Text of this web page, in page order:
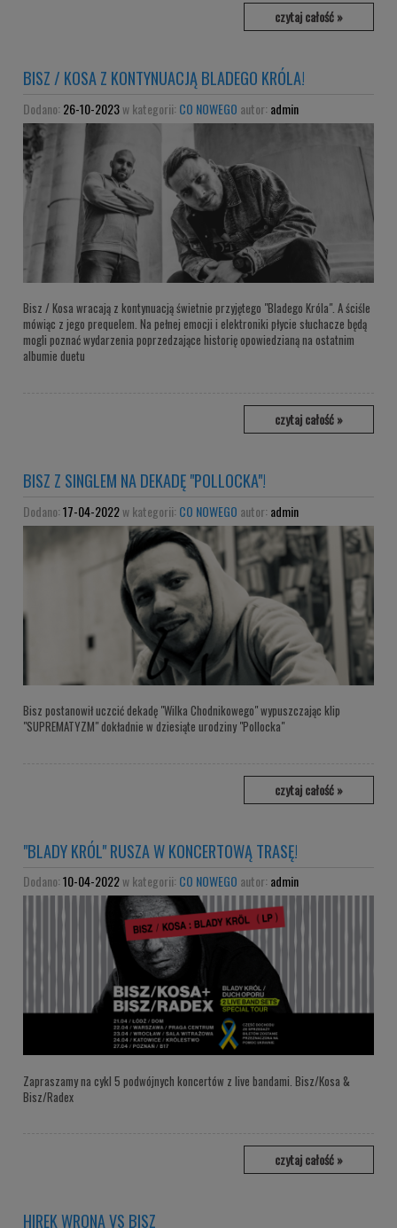
czytaj całość »
BISZ / KOSA Z KONTYNUACJĄ BLADEGO KRÓLA!
Dodano: 26-10-2023w kategorii: CO NOWEGO autor: admin
Bisz / Kosa wracają z kontynuacją świetnie przyjętego "Bladego Króla". A ściśle
mówiąc z jego prequelem. Na pełnej emocji i elektroniki płycie słuchacze będą
mogli poznać wydarzenia poprzedzające historię opowiedzianą na ostatnim
albumie duetu
czytaj całość »
BISZ Z SINGLEM NA DEKADĘ "POLLOCKA"!
Dodano:17-04-2022w kategorii: CO NOWEGO autor: admin
Bisz postanowił uczcić dekadę "Wilka Chodnikowego" wypuszczając klip
"SUPREMATYZM" dokładnie w dziesiąte urodziny "Pollocka"
czytaj całość »
"BLADY KRÓL" RUSZA W KONCERTOWĄ TRASĘ!
Dodano:10-04-2022w kategorii: CO NOWEGO autor: admin
Zapraszamy na cykl 5 podwójnych koncertów z live bandami. Bisz/Kosa &
Bisz/Radex
czytaj całość »
HIREK WRONA VS BISZ